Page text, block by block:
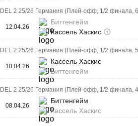
DEL 2 25/26 Германия (Плей-офф, 1/2 финала,
12.04.26
Биттенгейм
Кассель Хаскис
DEL 2 25/26 Германия (Плей-офф, 1/2 финала,
10.04.26
Кассель Хаскис
Биттенгейм
DEL 2 25/26 Германия (Плей-офф, 1/2 финала,
08.04.26
Биттенгейм
Кассель Хаскис